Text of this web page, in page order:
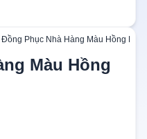
Đồng Phục Nhà Hàng Màu Hồng
Màu Hồng